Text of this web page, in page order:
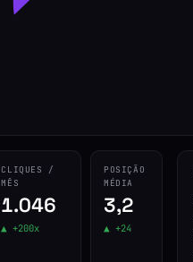
CLIQUES /
MÊS
1.046
▲ +200x
POSIÇÃO
MÉDIA
3,2
▲ +24